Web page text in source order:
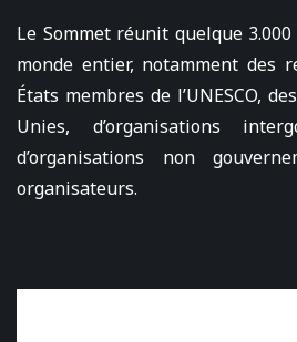
Le Sommet réunit quelque
monde entier, notamment des
États membres de l’UNESCO,
Unies, d’organisations
d’organisations non
organisateurs.